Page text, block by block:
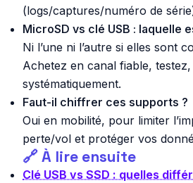
(logs/captures/numéro de
MicroSD vs clé USB : laquelle
Ni l’une ni l’autre si elles sont
Achetez en canal fiable,
systématiquement.
Faut-il chiffrer ces supports ?
Oui en mobilité, pour limiter
perte/vol et protéger vos
🔗 À lire ensuite
Clé USB vs SSD : quelles